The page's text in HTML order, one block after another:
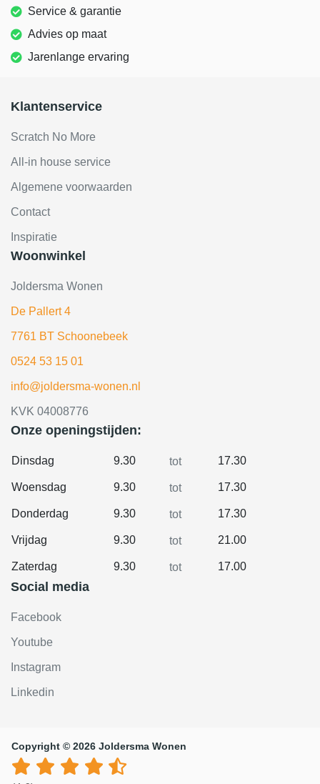
Service & garantie
Advies op maat
Jarenlange ervaring
Klantenservice
Scratch No More
All-in house service
Algemene voorwaarden
Contact
Inspiratie
Woonwinkel
Joldersma Wonen
De Pallert 4
7761 BT Schoonebeek
0524 53 15 01
info@joldersma-wonen.nl
KVK 04008776
Onze openingstijden:
Dinsdag 9.30 tot 17.30
Woensdag 9.30 tot 17.30
Donderdag 9.30 tot 17.30
Vrijdag 9.30 tot 21.00
Zaterdag 9.30 tot 17.00
Social media
Facebook
Youtube
Instagram
Linkedin
Copyright © 2026 Joldersma Wonen